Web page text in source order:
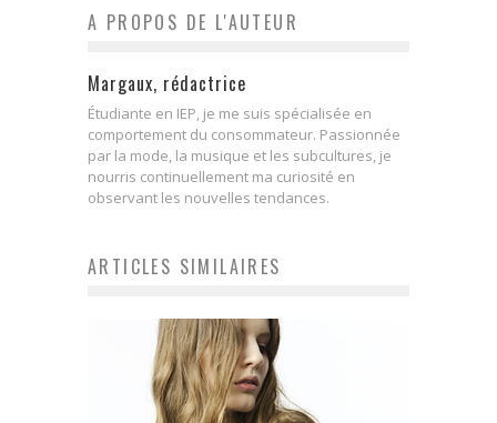
A PROPOS DE L'AUTEUR
Margaux, rédactrice
Étudiante en IEP, je me suis spécialisée en
comportement du consommateur. Passionnée
par la mode, la musique et les subcultures, je
nourris continuellement ma curiosité en
observant les nouvelles tendances.
ARTICLES SIMILAIRES